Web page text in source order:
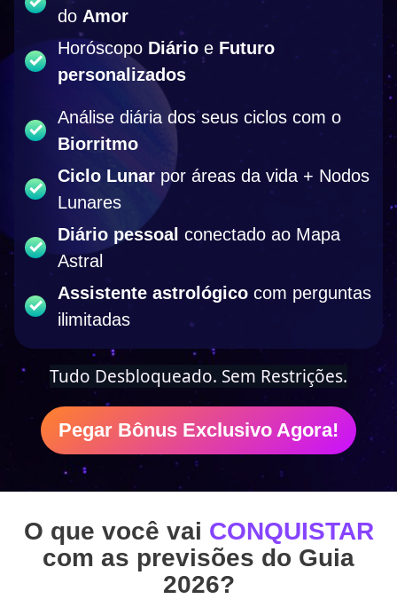
do Amor
Horóscopo Diário e Futuro
personalizados
Análise diária dos seus ciclos com o
Biorritmo
Ciclo Lunar por áreas da vida + Nodos
Lunares
Diário pessoal conectado ao Mapa
Astral
Assistente astrológico com perguntas
ilimitadas
Tudo Desbloqueado. Sem Restrições.
Pegar Bônus Exclusivo Agora!
O que você vai CONQUISTAR
com as previsões do Guia
2026?